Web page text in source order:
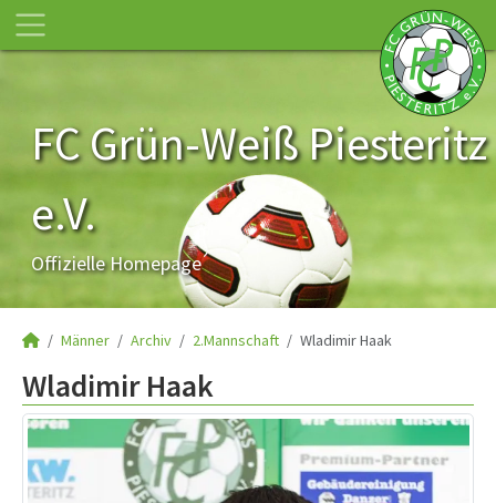
FC Grün-Weiß Piesteritz
e.V.
Offizielle Homepage
Männer Archiv 2.Mannschaft Wladimir Haak
Wladimir Haak